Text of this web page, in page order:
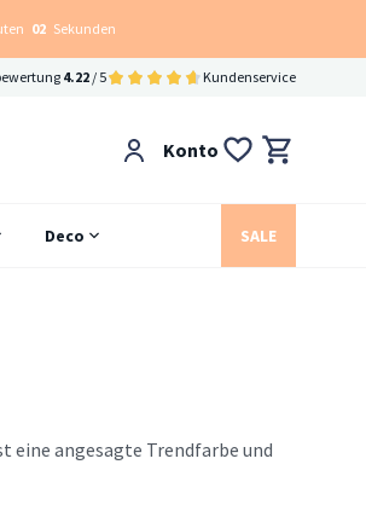
02 Sekunden
4.22 / 5 Kundenservice
Konto
Deco SALE
eine angesagte Trendfarbe und